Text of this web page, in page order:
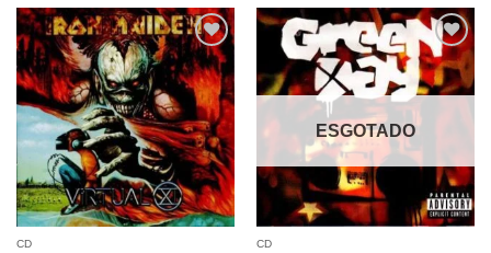
Adicionar
a lista de
desejos
CD
Adicionar
a lista de
desejos
ESGOTADO
CD